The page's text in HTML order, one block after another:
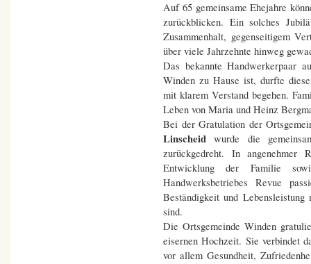
Auf 65 gemeinsame Ehejahre
zurückblicken. Ein solches
Zusammenhalt, gegenseitigem
über viele Jahrzehnte hinweg
Das bekannte Handwerkerpaar
Winden zu Hause ist, durfte
mit klarem Verstand begehen.
Leben von Maria und Heinz
Bei der Gratulation der
Linscheidwurde die
zurückgedreht. In
Entwicklung der Familie
Handwerksbetriebes Revue
Beständigkeit und Lebensleistung
sind.
Die Ortsgemeinde Winden
eisernen Hochzeit. Sie verbindet
vor allem Gesundheit,